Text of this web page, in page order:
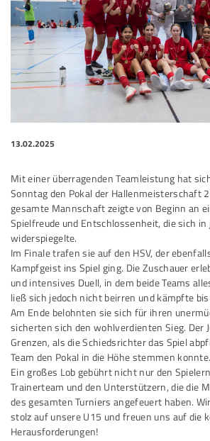
13.02.2025
Mit einer überragenden Teamleistung hat
Sonntag den Pokal der Hallenmeisterschaft
gesamte Mannschaft zeigte von Beginn an
Spielfreude und Entschlossenheit, die sich in
widerspiegelte.
Im Finale trafen sie auf den HSV, der
Kampfgeist ins Spiel ging. Die Zuschauer
und intensives Duell, in dem beide Teams
ließ sich jedoch nicht beirren und kämpfte
Am Ende belohnten sie sich für ihren
sicherten sich den wohlverdienten Sieg. Der
Grenzen, als die Schiedsrichter das Spiel
Team den Pokal in die Höhe stemmen konnte.
Ein großes Lob gebührt nicht nur den
Trainerteam und den Unterstützern, die die
des gesamten Turniers angefeuert haben.
stolz auf unsere U15 und freuen uns auf die
Herausforderungen!